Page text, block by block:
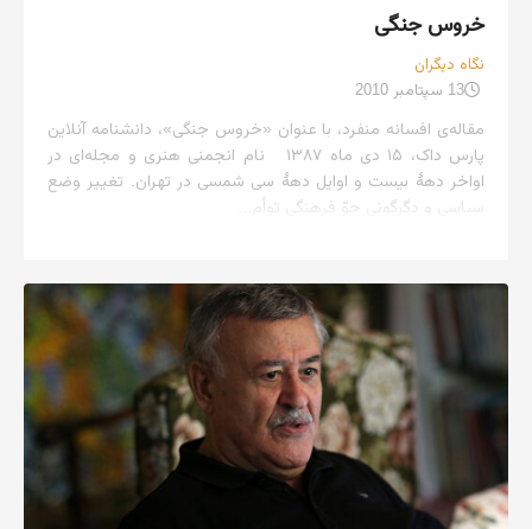
خروس جنگی
نگاه دیگران
13 سپتامبر 2010
مقاله‌ی افسانه منفرد، با عنوان «خروس جنگی»، دانشنامه آنلاین
پارس داک، ۱۵ دی ماه ۱۳۸۷ نام انجمنی هنری و مجله‌ای در
اواخر دهۀ بیست و اوایل دهۀ سی شمسی در تهران. تغییر وضع
سیاسی و دگرگونی جوّ فرهنگی توأم...